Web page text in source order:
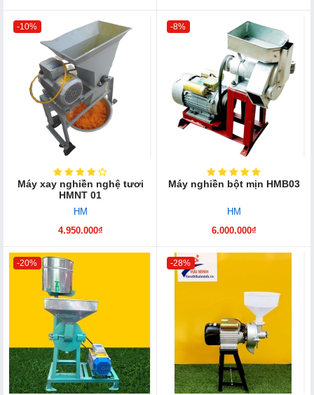
-10%
Máy xay nghiền nghệ tươi
HMNT 01
HM
4.950.000₫
-8%
Máy nghiền bột mịn HMB03
HM
6.000.000₫
-20% -28%